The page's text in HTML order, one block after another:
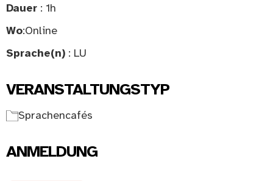
Dauer : 1h
Wo:Online
Sprache(n) : LU
VERANSTALTUNGSTYP
Sprachencafés
ANMELDUNG